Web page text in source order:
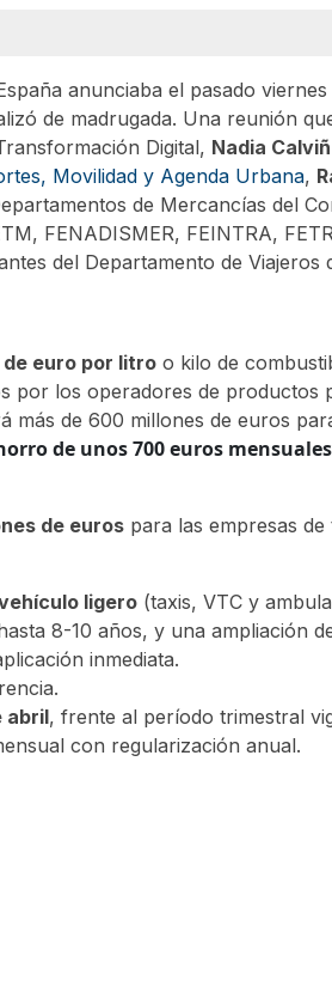
anunciaba el pasado
de madrugada. Una reunión
Digital, Nadia
Movilidad y Agenda Urbana,
de Mercancías del
FENADISMER, FEINTRA,
del Departamento de Viajeros
euro por litro o kilo de
por los operadores de productos
más de 600 millones de euros
de unos 700 euros
de euros para las empresas
ligero (taxis, VTC y
8-10 años, y una ampliación
inmediata.
abril, frente al período trimestral
con regularización anual.